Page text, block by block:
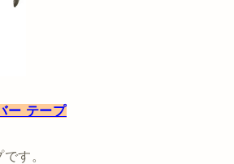
ー テープ
す。